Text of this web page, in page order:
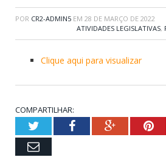
POR CR2-ADMIN5 EM 28 DE MARÇO DE 2022
ATIVIDADES LEGISLATIVAS,
Clique aqui para visualizar
COMPARTILHAR:
TwitterFacebookGoogle+
Email